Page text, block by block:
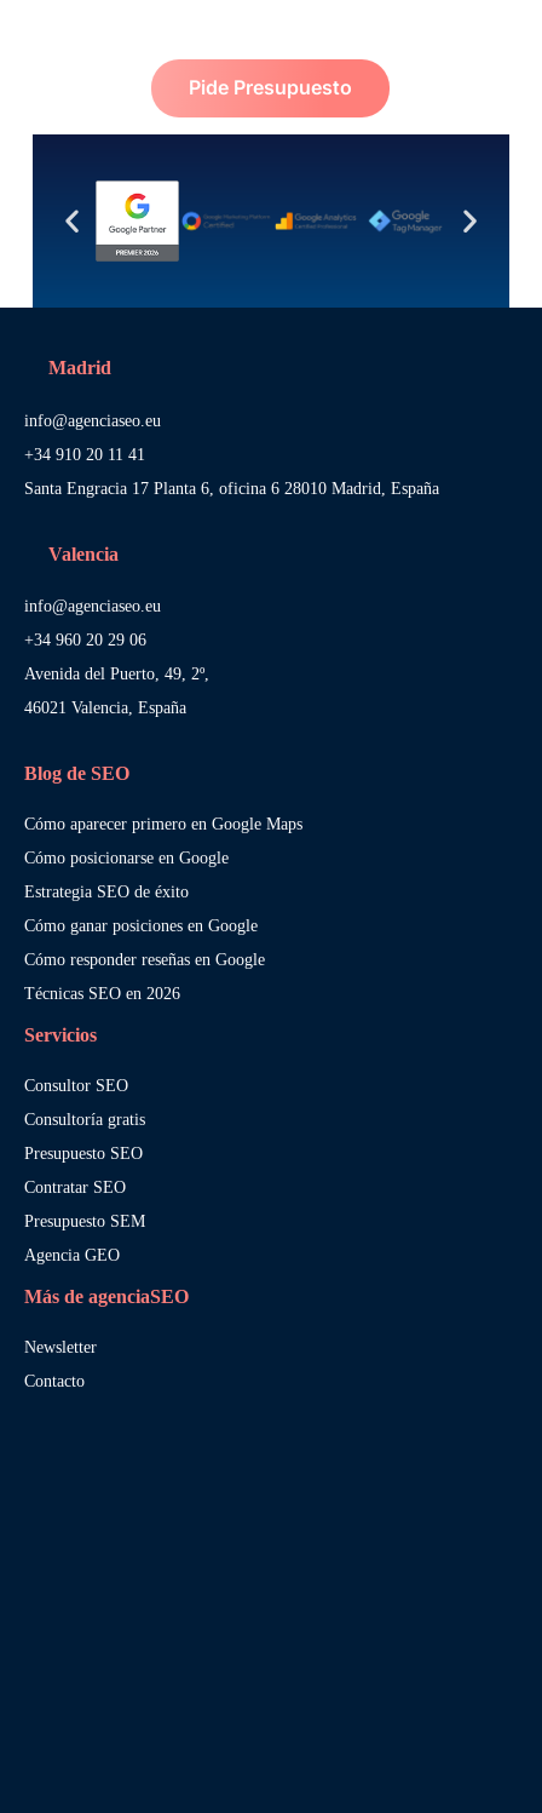
Pide Presupuesto
Madrid
info@agenciaseo.eu
+34 910 20 11 41
Santa Engracia 17 Planta 6, oficina 6 28010 Madrid, España
Valencia
info@agenciaseo.eu
+34 960 20 29 06
Avenida del Puerto, 49, 2º,
46021 Valencia, España
Blog de SEO
Cómo aparecer primero en Google Maps
Cómo posicionarse en Google
Estrategia SEO de éxito
Cómo ganar posiciones en Google
Cómo responder reseñas en Google
Técnicas SEO en 2026
Servicios
Consultor SEO
Consultoría gratis
Presupuesto SEO
Contratar SEO
Presupuesto SEM
Agencia GEO
Más de agenciaSEO
Newsletter
Contacto